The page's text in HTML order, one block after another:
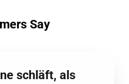
Say
schläft, als